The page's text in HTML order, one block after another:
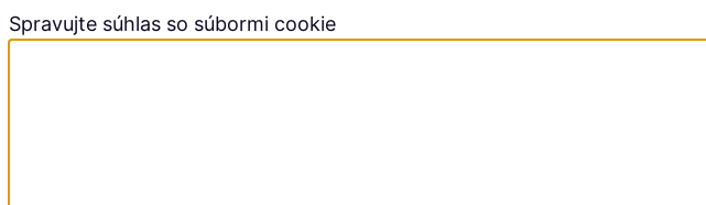
Spravujte súhlas so súbormi cookie